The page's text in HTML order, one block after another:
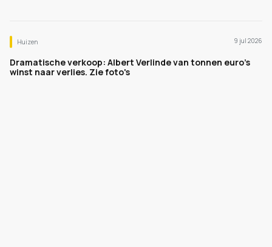
Huizen 9 jul 2026
Dramatische verkoop: Albert Verlinde van tonnen euro's
winst naar verlies. Zie foto's